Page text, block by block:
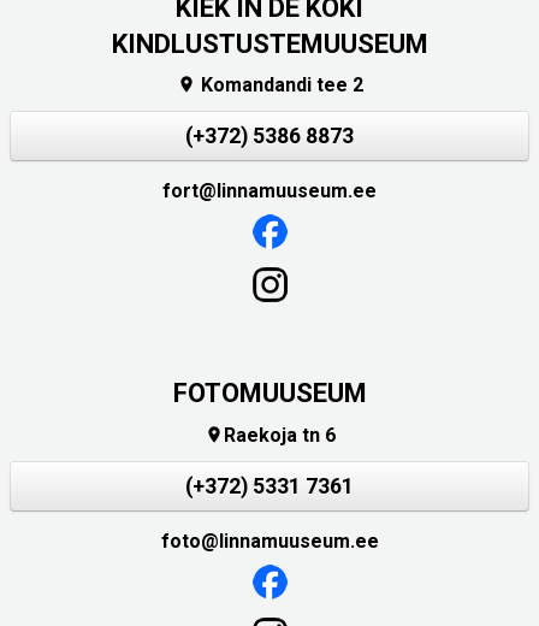
KIEK IN DE KÖKI
KINDLUSTUSTEMUUSEUM
 Komandandi tee 2
(+372) 5386 8873
fort@linnamuuseum.ee
FOTOMUUSEUM
 Raekoja tn 6
(+372) 5331 7361
foto@linnamuuseum.ee